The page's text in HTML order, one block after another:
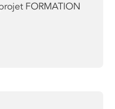
FORMATION